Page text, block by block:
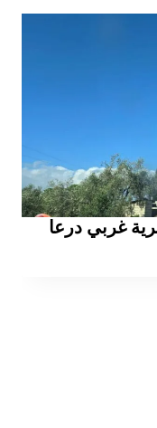
غربي درعا